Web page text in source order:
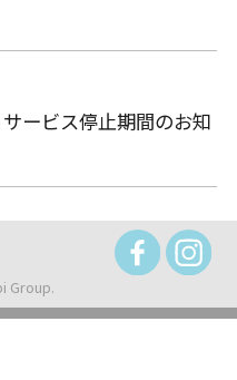
ービス停止期間のお知
Group.